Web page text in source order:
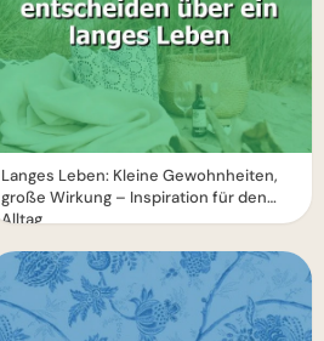
Langes Leben: Kleine Gewohnheiten,
große Wirkung – Inspiration für den
Alltag